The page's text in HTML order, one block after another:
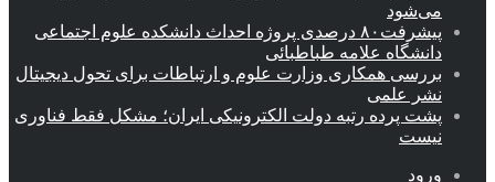
می‌شود
پیشرفت۸۰ درصدی پروژه احداث دانشکده علوم اجتماعی
دانشگاه علامه طباطبائی
بررسی همکاری وزارت علوم و ارتباطات برای تحول دیجیتال
نشر علمی
پشت پرده رتبه دولت الکترونیکی ایران؛ مشکل فقط فناوری
نیست
ورود